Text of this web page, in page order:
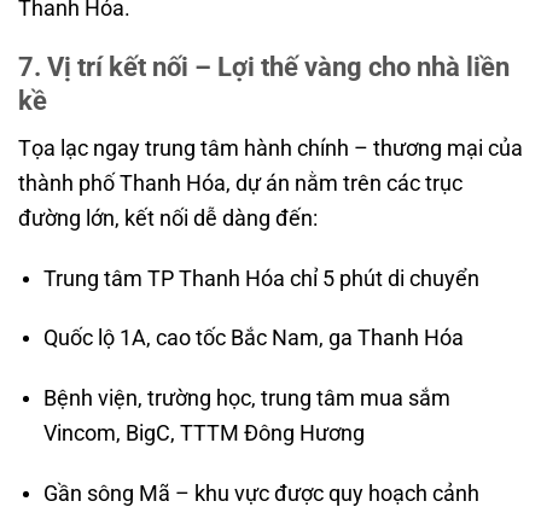
Thanh Hóa.
7. Vị trí kết nối – Lợi thế vàng cho nhà liền
kề
Tọa lạc ngay trung tâm hành chính – thương mại của
thành phố Thanh Hóa, dự án nằm trên các trục
đường lớn, kết nối dễ dàng đến:
Trung tâm TP Thanh Hóa chỉ 5 phút di chuyển
Quốc lộ 1A, cao tốc Bắc Nam, ga Thanh Hóa
Bệnh viện, trường học, trung tâm mua sắm
Vincom, BigC, TTTM Đông Hương
Gần sông Mã – khu vực được quy hoạch cảnh